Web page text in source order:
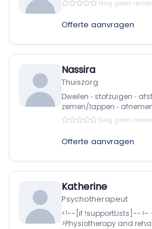
Nog geen
Offerte aanvragen
Nassira
Thuiszorg
Dweilen ‑ stofzuigen ‑
zemen/lappen ‑
Nog geen
Offerte aanvragen
Katherine
Psychotherapeut
<!--[if !supportLists]--
>Physiotherapy and